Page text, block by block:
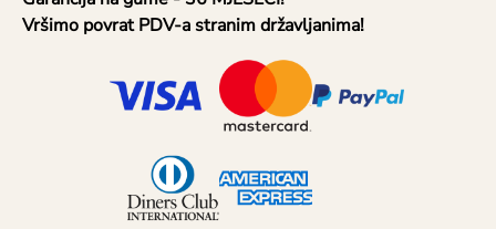
Vršimo povrat PDV-a stranim državljanima!